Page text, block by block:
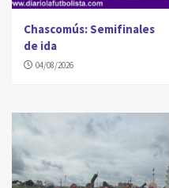
Chascomús: Semifinales
de ida
04/08/2026